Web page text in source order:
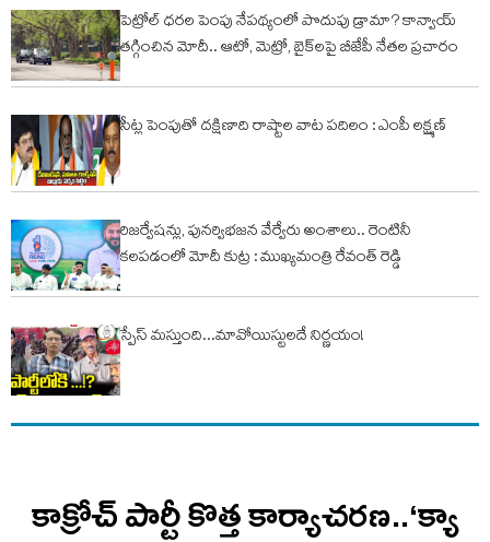
పెట్రోల్‌ ధరల పెంపు నేపథ్యంలో పొదుపు డ్రామా? కాన్వాయ్
తగ్గించిన మోదీ.. ఆటో, మెట్రో, బైక్‌లపై బీజేపీ నేతల ప్రచారం
సీట్ల పెంపుతో దక్షిణాది రాష్టాల వాట పదిలం : ఎంపీ లక్ష్మణ్
రిజర్వేషన్లు, పునర్విభజన వేర్వేరు అంశాలు.. రెంటినీ
కలపడంలో మోదీ కుట్ర : ముఖ్యమంత్రి రేవంత్ రెడ్డి
స్పేస్ మస్తుంది...మావోయిస్టులదే నిర్ణయం!
కాక్రోచ్ పార్టీ కొత్త కార్యాచరణ..‘క్యా